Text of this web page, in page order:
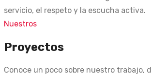
servicio, el respeto y la escucha activa.
Nuestros
Proyectos
Conoce un poco sobre nuestro trabajo,